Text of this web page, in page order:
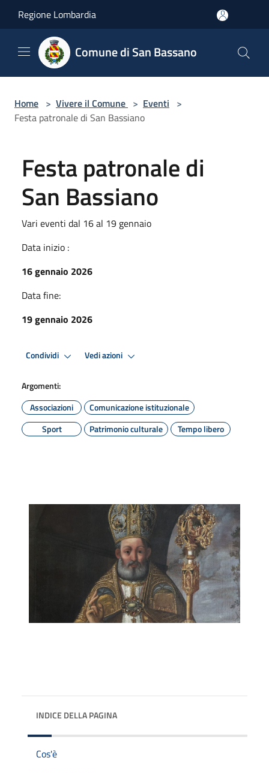
Regione Lombardia
Comune di San Bassano
Home > Vivere il Comune > Eventi >
Festa patronale di San Bassiano
Festa patronale di
San Bassiano
Vari eventi dal 16 al 19 gennaio
Data inizio :
16 gennaio 2026
Data fine:
19 gennaio 2026
Condividi Vedi azioni
Argomenti:
Associazioni
Comunicazione istituzionale
Sport
Patrimonio culturale Tempo libero
INDICE DELLA PAGINA
Cos'è